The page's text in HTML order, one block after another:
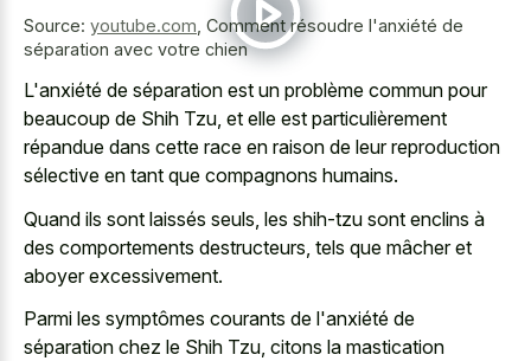
Source: youtube.com Comment résoudre l'anxiété de
séparation avec votre chien
L'anxiété de séparation est un problème commun pour
beaucoup de Shih Tzu, et elle est particulièrement
répandue dans cette race en raison de leur reproduction
sélective en tant que compagnons humains.
Quand ils sont laissés seuls, les shih-tzu sont enclins à
des comportements destructeurs, tels que mâcher et
aboyer excessivement.
Parmi les symptômes courants de l'anxiété de
séparation chez le Shih Tzu, citons la mastication